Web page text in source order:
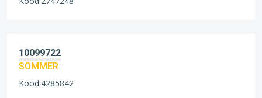
10099722
SOMMER
Kood:4285842